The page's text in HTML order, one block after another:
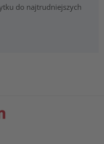
do najtrudniejszych